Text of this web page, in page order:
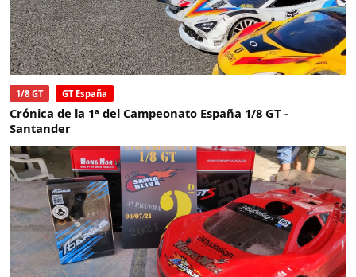
1/8 GT GT España
Crónica de la 1ª del Campeonato España 1/8 GT -
Santander